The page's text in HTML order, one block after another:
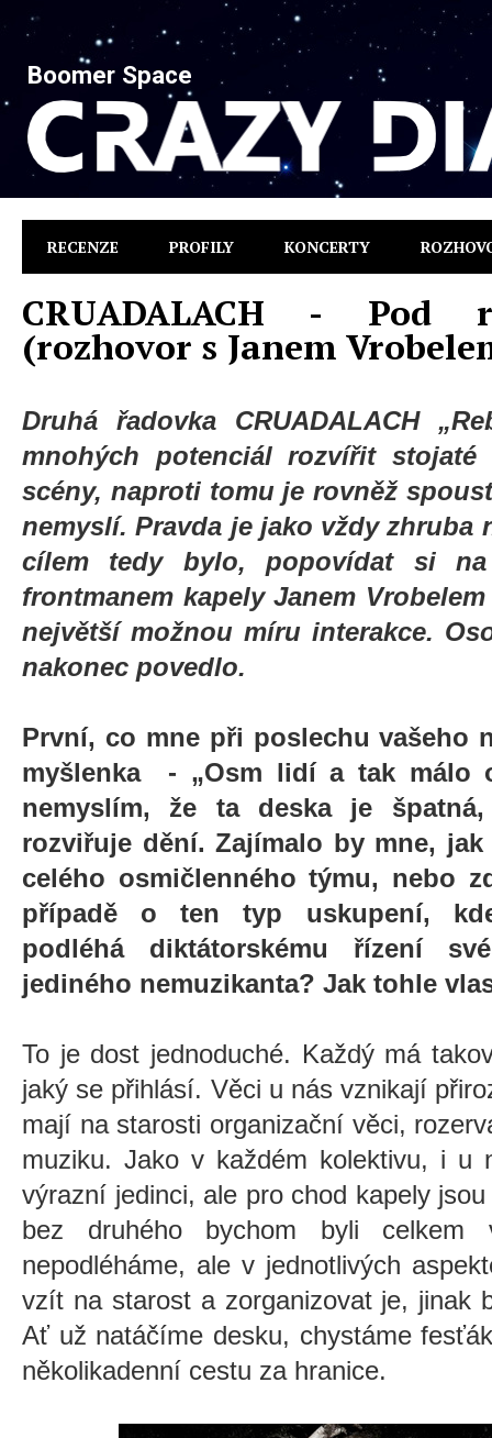
Boomer Space
RECENZE PROFILY KONCERTY
CRUADALACH - Pod
(rozhovor s Janem
Druhá řadovka CRUADALACH
mnohých potenciál rozvířit stojaté
scény, naproti tomu je rovněž
nemyslí. Pravda je jako vždy zhruba
cílem tedy bylo, popovídat si
frontmanem kapely Janem
největší možnou míru interakce.
nakonec povedlo.
První, co mne při poslechu vašeho
myšlenka - „Osm lidí a tak málo
nemyslím, že ta deska je
rozviřuje dění. Zajímalo by mne,
celého osmičlenného týmu, nebo
případě o ten typ uskupení,
podléhá diktátorskému řízení
jediného nemuzikanta? Jak tohle
To je dost jednoduché. Každý má
jaký se přihlásí. Věci u nás vznikají
mají na starosti organizační věci,
muziku. Jako v každém kolektivu, i u
výrazní jedinci, ale pro chod kapely
bez druhého bychom byli celkem
nepodléháme, ale v jednotlivých
vzít na starost a zorganizovat je, jinak
Ať už natáčíme desku, chystáme
několikadenní cestu za hranice.